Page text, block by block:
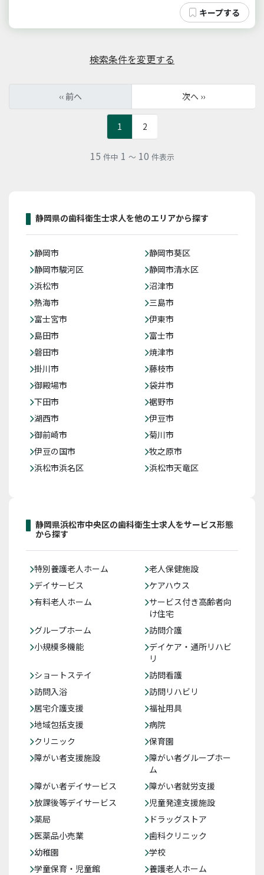
検索条件を変更する
‹‹ 前へ 次へ ››
1 2
15 件中 1 ～ 10 件表示
静岡県の歯科衛生士求人を他のエリアから探す
静岡市
静岡市葵区
静岡市駿河区
静岡市清水区
浜松市
沼津市
熱海市
三島市
富士宮市
伊東市
島田市
富士市
磐田市
焼津市
掛川市
藤枝市
御殿場市
袋井市
下田市
裾野市
湖西市
伊豆市
御前崎市
菊川市
伊豆の国市
牧之原市
浜松市浜名区
浜松市天竜区
静岡県浜松市中央区の歯科衛生士求人をサービス形態
から探す
特別養護老人ホーム
老人保健施設
デイサービス
ケアハウス
有料老人ホーム
サービス付き高齢者向
け住宅
グループホーム
訪問介護
小規模多機能
デイケア・通所リハビ
リ
ショートステイ
訪問看護
訪問入浴
訪問リハビリ
居宅介護支援
福祉用具
地域包括支援
病院
クリニック
保育園
障がい者支援施設
障がい者グループホー
ム
障がい者デイサービス
障がい者就労支援
放課後等デイサービス
児童発達支援施設
薬局
ドラッグストア
医薬品小売業
歯科クリニック
幼稚園
学校
学童保育・児童館
養護老人ホーム